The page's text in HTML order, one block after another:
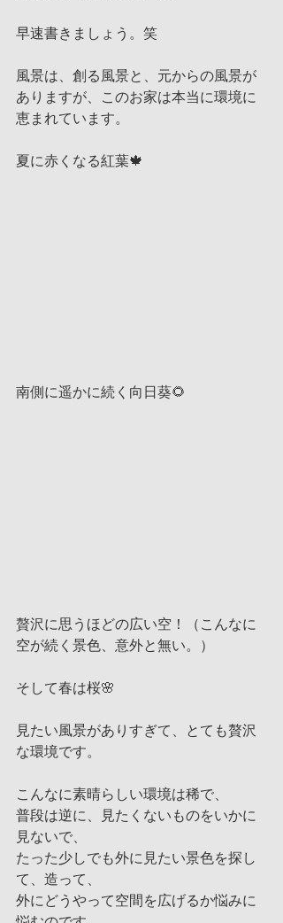
早速書きましょう。笑
風景は、創る風景と、元からの風景が
ありますが、このお家は本当に環境に
恵まれています。
夏に赤くなる紅葉🍁
南側に遥かに続く向日葵🌻
贅沢に思うほどの広い空！（こんなに
空が続く景色、意外と無い。）
そして春は桜🌸
見たい風景がありすぎて、とても贅沢
な環境です。
こんなに素晴らしい環境は稀で、
普段は逆に、見たくないものをいかに
見ないで、
たった少しでも外に見たい景色を探し
て、造って、
外にどうやって空間を広げるか悩みに